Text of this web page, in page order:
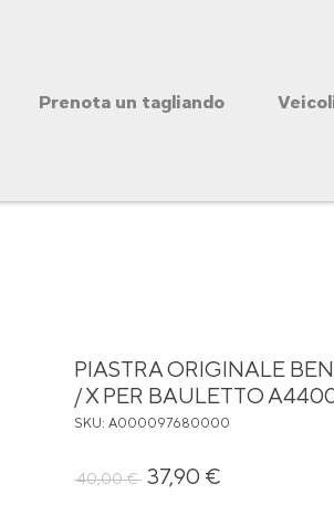
Prenota un tagliando
PIASTRA ORIGINALE
/ X PER BAULETTO
SKU: A000097680000
40,00 € Prezzo
37,90 €